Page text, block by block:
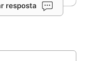
resposta